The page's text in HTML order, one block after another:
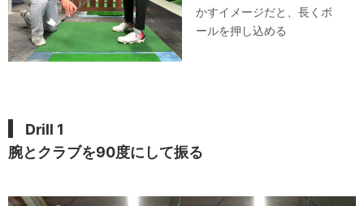
かすイメージだと、長くボ
ールを押し込める
Drill 1
腕とクラブを90度にして振る